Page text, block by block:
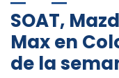
SOAT,
Max en
de la